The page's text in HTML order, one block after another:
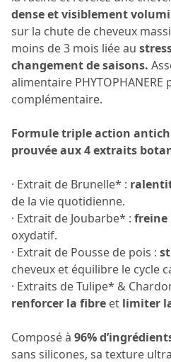
dense et visiblement
sur la chute de cheveux
moins de 3 mois liée au
changement de saisons.
alimentaire
complémentaire.
Formule triple action
prouvée aux 4 extraits
· Extrait de Brunelle* :
de la vie quotidienne.
· Extrait de Joubarbe* : freine
oxydatif.
· Extrait de Pousse de pois :
cheveux et équilibre le cycle
· Extraits de Tulipe* &
renforcer la fibre et limiter
Composé à 96%
sans silicones, sa texture